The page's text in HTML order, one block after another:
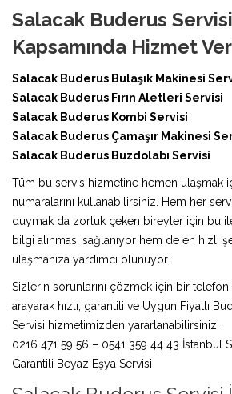
Salacak Buderus
Kapsamında Hizmet
Salacak Buderus Bulaşık Makinesi
Salacak Buderus Fırın Aletleri Servisi
Salacak Buderus Kombi Servisi
Salacak Buderus Çamaşır Makinesi
Salacak Buderus Buzdolabı Servisi
Tüm bu servis hizmetine hemen ulaşmak
numaralarını kullanabilirsiniz. Hem her
duymak da zorluk çeken bireyler için bu
bilgi alınması sağlanıyor hem de en hızlı
ulaşmanıza yardımcı olunuyor.
Sizlerin sorunlarını çözmek için bir telefon
arayarak hızlı, garantili ve Uygun Fiyatlı
Servisi hizmetimizden yararlanabilirsiniz.
0216 471 59 56 – 0541 359 44 43 İstanbul
Garantili Beyaz Eşya Servisi